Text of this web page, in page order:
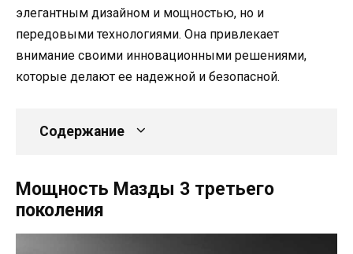
элегантным дизайном и мощностью, но и
передовыми технологиями. Она привлекает
внимание своими инновационными решениями,
которые делают ее надежной и безопасной.
Содержание
Мощность Мазды 3 третьего
поколения